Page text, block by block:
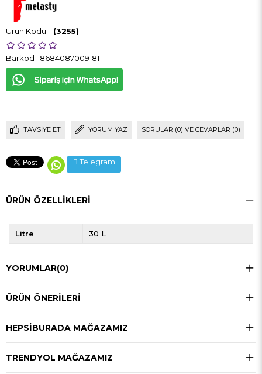
(3255)
Barkod : 8684087009181
TAVSIYE ET YORUM YAZ SORULAR (0) VE CEVAPLAR (0)
Telegram
ÜRÜN ÖZELLIKLERI
Litre 30 L
YORUMLAR(0)
ÜRÜN ÖNERILERI
HEPSIBURADA MAĞAZAMIZ
TRENDYOL MAĞAZAMIZ